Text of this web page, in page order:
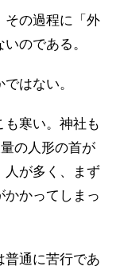
その過程に「外
のである。
はない。
も寒い。神社も
の人形の首が
人が多く、まず
かってしまっ
普通に苦行であ